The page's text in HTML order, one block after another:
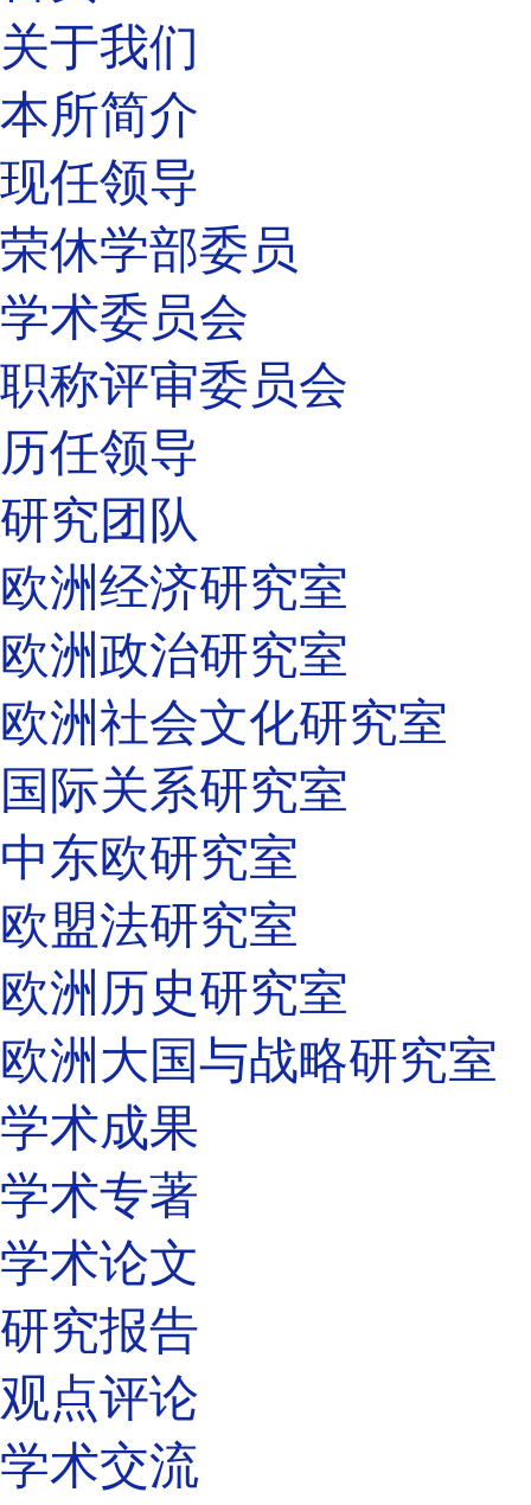
关于我们
本所简介
现任领导
荣休学部委员
学术委员会
职称评审委员会
历任领导
研究团队
欧洲经济研究室
欧洲政治研究室
欧洲社会文化研究室
国际关系研究室
中东欧研究室
欧盟法研究室
欧洲历史研究室
欧洲大国与战略研究室
学术成果
学术专著
学术论文
研究报告
观点评论
学术交流